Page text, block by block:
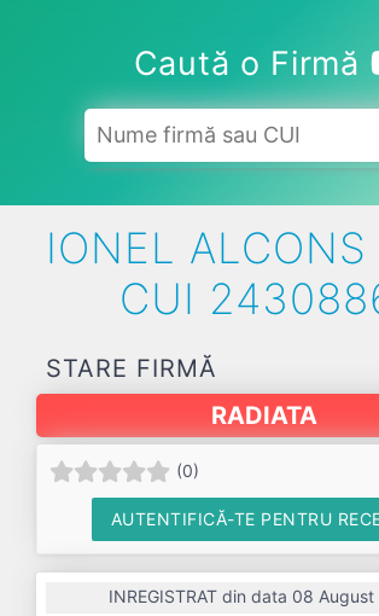
Caută o Firmă
IONEL
CUI
STARE FIRMĂ
RADIATA
(0)
AUTENTIFICĂ-TE PENTRU
INREGISTRAT din data 08